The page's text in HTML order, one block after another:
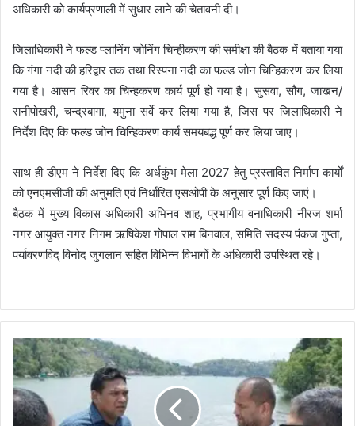
अधिकारी को कार्यप्रणाली में सुधार लाने की चेतावनी दी।
जिलाधिकारी ने फल्ड प्लानिंग जोनिंग चिन्हीकरण की समीक्षा की बैठक में बताया गया
कि गंगा नदी की हरिद्वार तक तथा रिस्पना नदी का फल्ड जोन चिन्हिकरण कर लिया
गया है। आसन रिवर का चिन्हकरण कार्य पूर्ण हो गया है। सुसवा, सौंग, जाखन/
रानीपोखरी, चन्द्रबागा, यमुना सर्वे कर लिया गया है, जिस पर जिलाधिकारी ने
निर्देश दिए कि फल्ड जोन चिन्हिकरण कार्य समयबद्ध पूर्ण कर लिया जाए।
साथ ही डीएम ने निर्देश दिए कि अर्धकुंभ मेला 2027 हेतु प्रस्तावित निर्माण कार्यों
को एनएमसीजी की अनुमति एवं निर्धारित एसओपी के अनुसार पूर्ण किए जाएं।
बैठक में मुख्य विकास अधिकारी अभिनव शाह, प्रभागीय वनाधिकारी नीरज शर्मा
नगर आयुक्त नगर निगम ऋषिकेश गोपाल राम बिनवाल, समिति सदस्य पंकज गुप्ता,
पर्यावरणविद् विनोद जुगलान सहित विभिन्न विभागों के अधिकारी उपस्थित रहे।